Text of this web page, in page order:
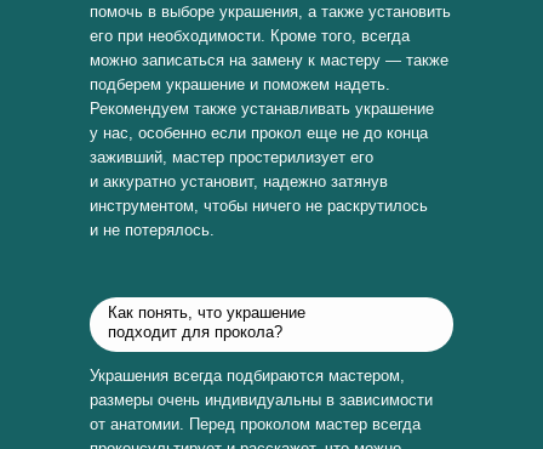
помочь в выборе украшения, а также установить
его при необходимости. Кроме того, всегда
можно записаться на замену к мастеру — также
подберем украшение и поможем надеть.
Рекомендуем также устанавливать украшение
у нас, особенно если прокол еще не до конца
заживший, мастер простерилизует его
и аккуратно установит, надежно затянув
инструментом, чтобы ничего не раскрутилось
и не потерялось.
Как понять, что украшение
подходит для прокола?
Украшения всегда подбираются мастером,
размеры очень индивидуальны в зависимости
от анатомии. Перед проколом мастер всегда